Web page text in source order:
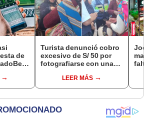
de
la
de S/
Turista denunció cobro
excesivo de S/ 50 por
fotografiarse con una
Serenazgo recuperó el
dinero
LEER MÁS
falta